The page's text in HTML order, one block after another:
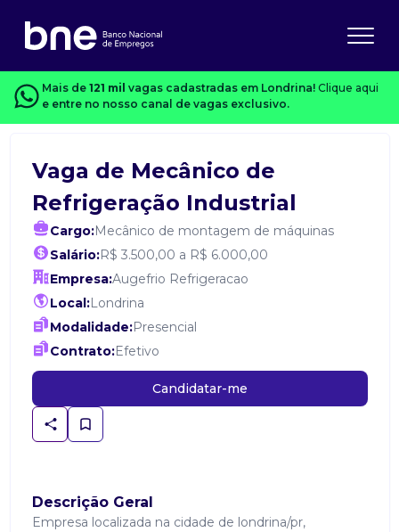
Mais de 121 mil vagas cadastradas em Londrina! Clique aqui
e entre no nosso canal de vagas exclusivo.
Vaga de Mecânico de
Refrigeração Industrial
Cargo:Mecânico de montagem de máquinas
Salário:R$ 3.500,00 a R$ 6.000,00
Empresa:Augefrio Refrigeracao
Local:Londrina
Modalidade:Presencial
Contrato:Efetivo
Candidatar-me
Descrição Geral
Empresa localizada na cidade de londrina/pr,